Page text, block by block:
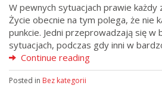
W pewnych sytuacjach prawie każdy
Życie obecnie na tym polega, że nie
punkcie. Jedni przeprowadzają się w
sytuacjach, podczas gdy inni w
Continue reading
Posted in Bez kategorii